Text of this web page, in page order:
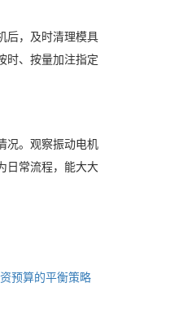
后，及时清理模具
时、按量加注指定
况。观察振动电机
日常流程，能大大
预算的平衡策略